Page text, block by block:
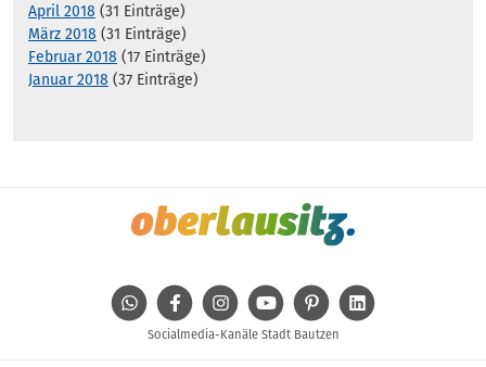
April 2018 (31 Einträge)
März 2018 (31 Einträge)
Februar 2018 (17 Einträge)
Januar 2018 (37 Einträge)
WhatsAppFacebookInstagramYoutube Pinterest
Socialmedia-Kanäle Stadt Bautzen